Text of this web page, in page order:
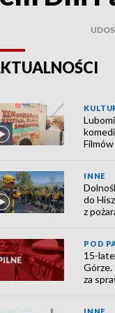
INNE
do
z
POD
15-
Górze.
za